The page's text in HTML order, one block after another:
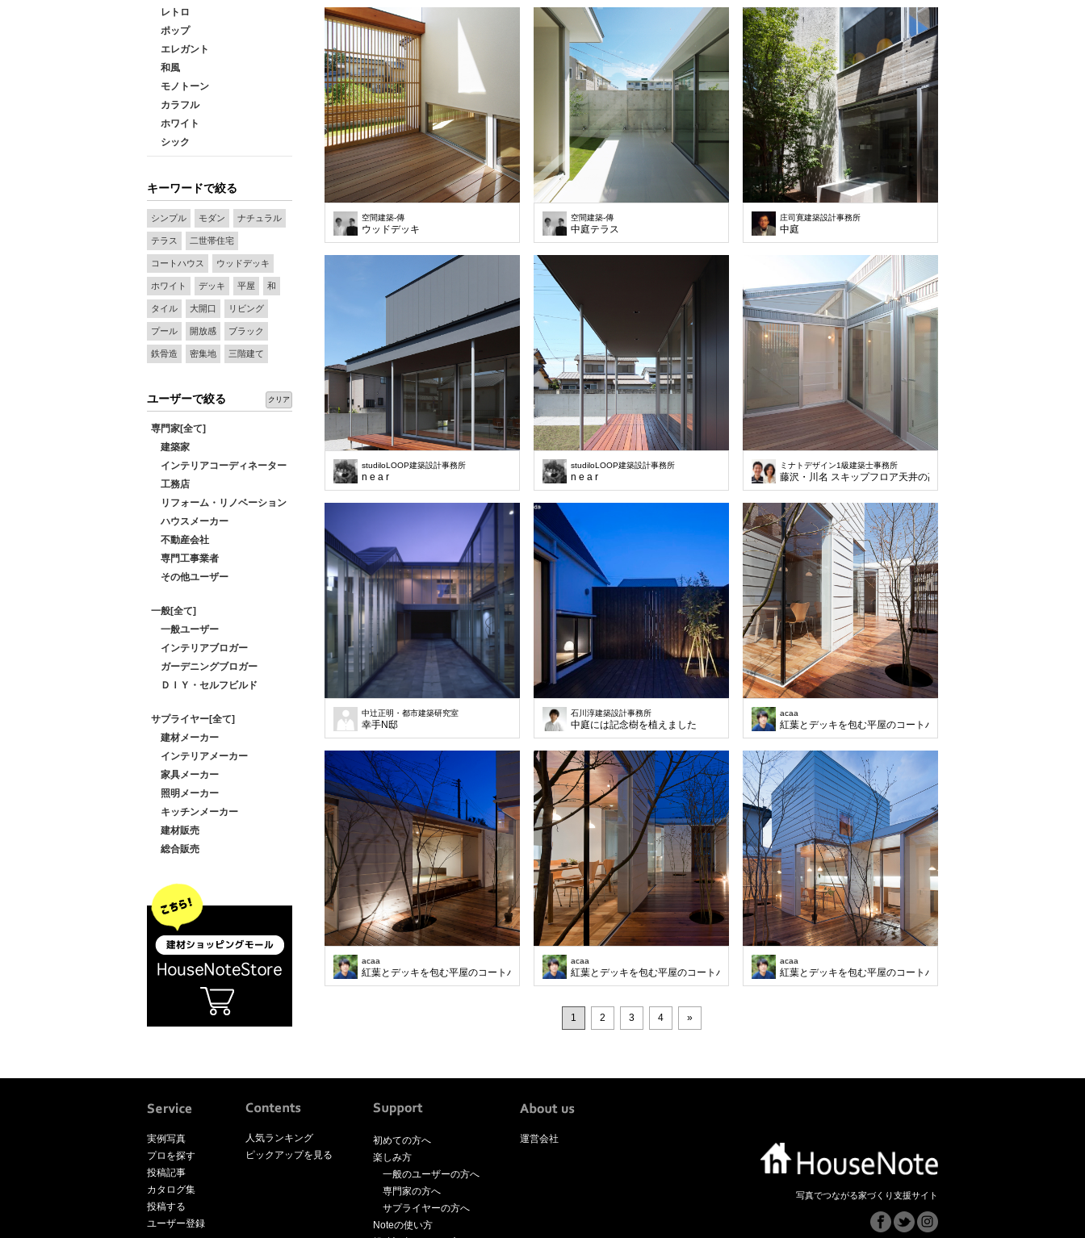
レトロ
ポップ
エレガント
和風
モノトーン
カラフル
ホワイト
シック
キーワードで絞る
シンプル モダン ナチュラル
テラス 二世帯住宅
コートハウス ウッドデッキ
ホワイト デッキ 平屋 和
タイル 大開口 リビング
プール 開放感 ブラック
鉄骨造 密集地 三階建て
ユーザーで絞る クリア
専門家[全て]
建築家
インテリアコーディネーター
工務店
リフォーム・リノベーション
ハウスメーカー
不動産会社
専門工事業者
その他ユーザー
一般[全て]
一般ユーザー
インテリアブロガー
ガーデニングブロガー
ＤＩＹ・セルフビルド
サプライヤー[全て]
建材メーカー
インテリアメーカー
家具メーカー
照明メーカー
キッチンメーカー
建材販売
総合販売
空間建築-傳
ウッドデッキ
空間建築-傳
中庭テラス
庄司寛建築設計事務所
中庭
studiloLOOP建築設計事務所
n e a r
studiloLOOP建築設計事務所
n e a r
ミナトデザイン1級建築士事務所
藤沢・川名 スキップフロア天井の高い家
中辻正明・都市建築研究室
幸手N邸
石川淳建築設計事務所
中庭には記念樹を植えました
acaa
紅葉とデッキを包む平屋のコートハウス
acaa
紅葉とデッキを包む平屋のコートハウス
acaa
紅葉とデッキを包む平屋のコートハウス
acaa
紅葉とデッキを包む平屋のコートハウス
1 2 3 4 »
実例写真
プロを探す
投稿記事
カタログ集
投稿する
ユーザー登録
人気ランキング
ピックアップを見る
初めての方へ
楽しみ方
一般のユーザーの方へ
専門家の方へ
サプライヤーの方へ
Noteの使い方
運営会社
写真でつながる家づくり支援サイト